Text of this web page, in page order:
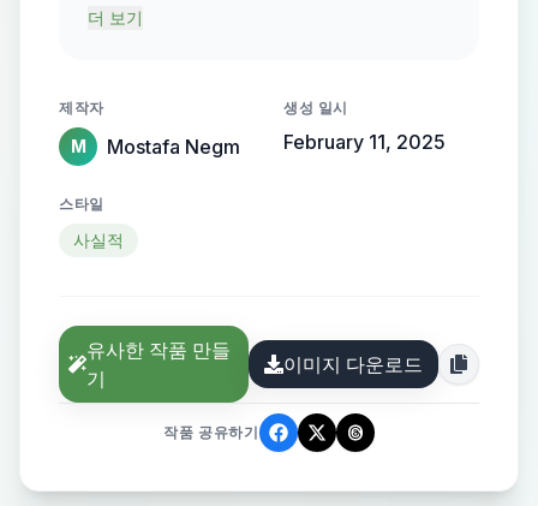
The logo should incorporate a
protruding from the background,
creating a sense of motion and
더 보기
제작자
M Mostafa Negm
생성 일시
February 11, 2025
스타일
사실적
유사한 작품 만들
기
이미지 다운로드
작품 공유하기